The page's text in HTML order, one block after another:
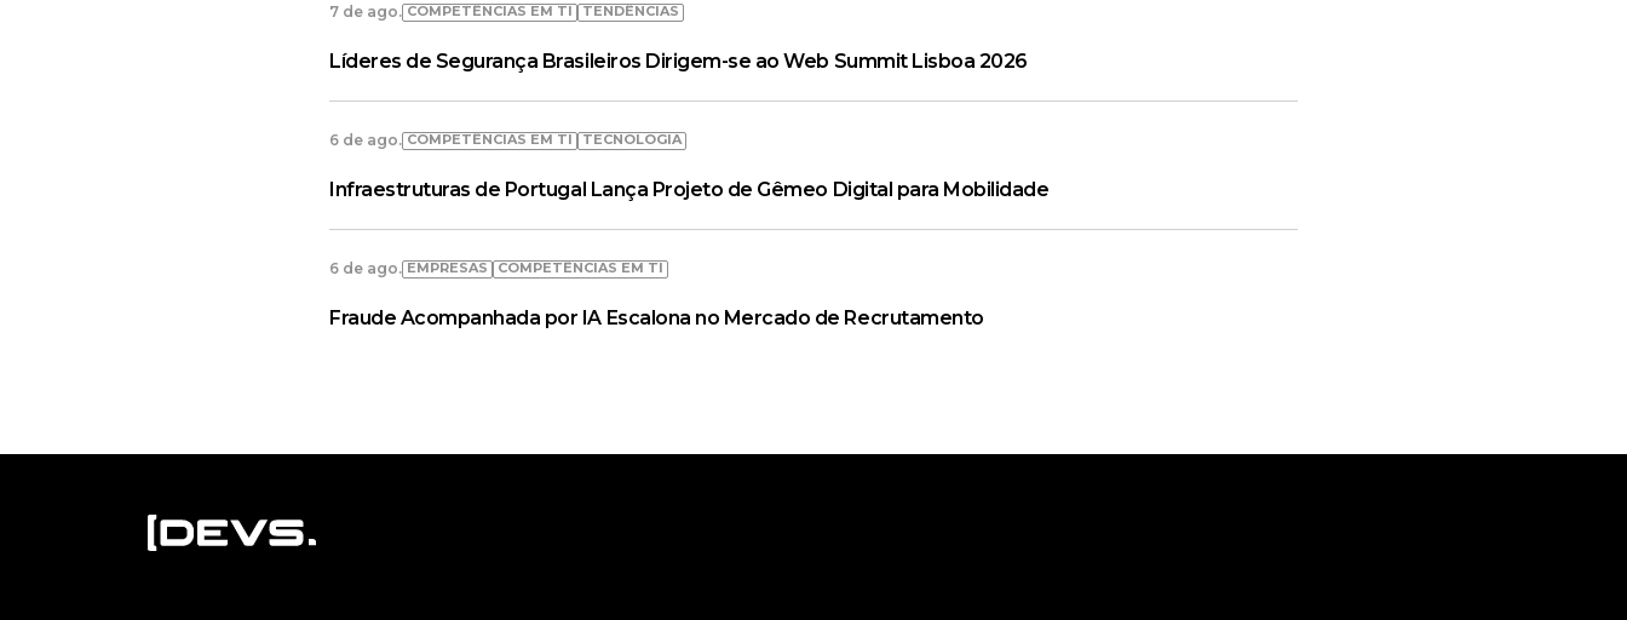
7 de ago. COMPETÊNCIAS EM TI TENDÊNCIAS
Líderes de Segurança Brasileiros Dirigem-se ao Web Summit Lisboa 2026
6 de ago. COMPETÊNCIAS EM TI TECNOLOGIA
Infraestruturas de Portugal Lança Projeto de Gêmeo Digital para Mobilidade
6 de ago. EMPRESAS COMPETÊNCIAS EM TI
Fraude Acompanhada por IA Escalona no Mercado de Recrutamento